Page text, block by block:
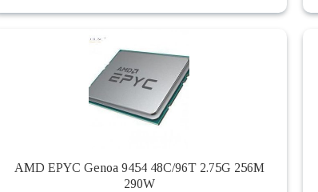
AMD EPYC Genoa 9454 48C/96T 2.75G 256M
290W